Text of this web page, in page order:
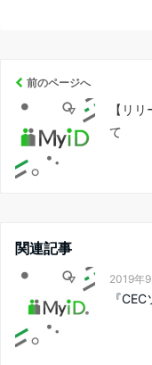
前のページへ
【リ
て
関連記事
2019年
『